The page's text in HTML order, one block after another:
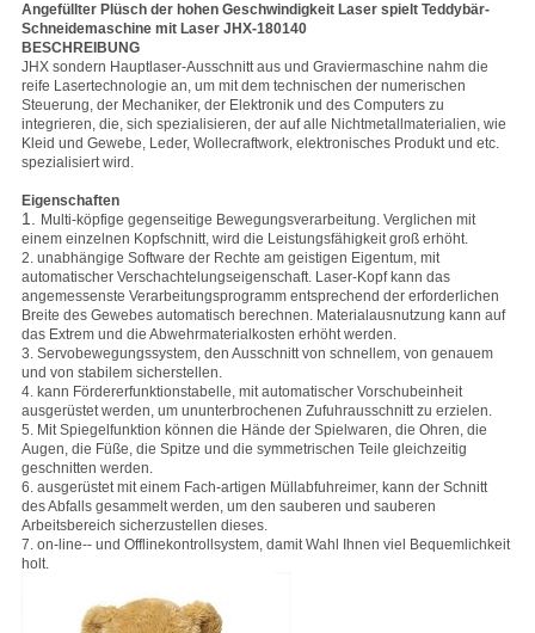
Angefüllter Plüsch der hohen Geschwindigkeit Laser spielt Teddybär-
Schneidemaschine mit Laser JHX-180140
BESCHREIBUNG
JHX sondern Hauptlaser-Ausschnitt aus und Graviermaschine nahm die
reife Lasertechnologie an, um mit dem technischen der numerischen
Steuerung, der Mechaniker, der Elektronik und des Computers zu
integrieren, die, sich spezialisieren, der auf alle Nichtmetallmaterialien, wie
Kleid und Gewebe, Leder, Wollecraftwork, elektronisches Produkt und etc.
spezialisiert wird.
Eigenschaften
1. Multi-köpfige gegenseitige Bewegungsverarbeitung. Verglichen mit
einem einzelnen Kopfschnitt, wird die Leistungsfähigkeit groß erhöht.
2. unabhängige Software der Rechte am geistigen Eigentum, mit
automatischer Verschachtelungseigenschaft. Laser-Kopf kann das
angemessenste Verarbeitungsprogramm entsprechend der erforderlichen
Breite des Gewebes automatisch berechnen. Materialausnutzung kann auf
das Extrem und die Abwehrmaterialkosten erhöht werden.
3. Servobewegungssystem, den Ausschnitt von schnellem, von genauem
und von stabilem sicherstellen.
4. kann Fördererfunktionstabelle, mit automatischer Vorschubeinheit
ausgerüstet werden, um ununterbrochenen Zufuhrausschnitt zu erzielen.
5. Mit Spiegelfunktion können die Hände der Spielwaren, die Ohren, die
Augen, die Füße, die Spitze und die symmetrischen Teile gleichzeitig
geschnitten werden.
6. ausgerüstet mit einem Fach-artigen Müllabfuhreimer, kann der Schnitt
des Abfalls gesammelt werden, um den sauberen und sauberen
Arbeitsbereich sicherzustellen dieses.
7. on-line-- und Offlinekontrollsystem, damit Wahl Ihnen viel Bequemlichkeit
holt.